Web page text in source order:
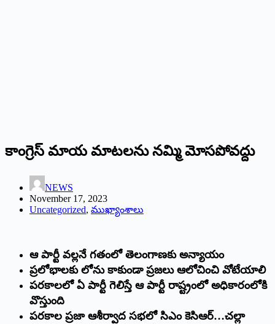
కాంగ్రెస్‌ ‌మాయ మాటలను నమ్మి మోసపోవద్దు
NEWS
November 17, 2023
Uncategorized, ముఖ్యాంశాలు
ఆ పార్టీ వల్లనే గతంలో తెలంగాణకు అన్యాయం
ప్రలోభాలకు లోను కాకుండా ప్రజలు ఆలోచించి వోటేయాలి
పరకాలలో ఏ పార్టీ గెలిస్తే ఆ పార్టీ రాష్ట్రంలో అధికారంలోకి
వొస్తుంది
పరకాల ప్రజా ఆశీర్వాద సభలో సిఎం కెసిఆర్‌…‌చల్లా